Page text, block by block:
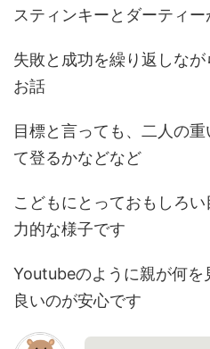
スティンキーとダーティ
失敗と成功を繰り返しな
お話
目標と言っても、二人の
て登るかなどなど
こどもにとっておもしろ
力的な様子です
Youtubeのように親が何を
良いのが安心です